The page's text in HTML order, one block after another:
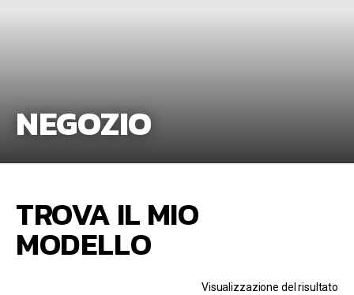
NEGOZIO
TROVA IL MIO
MODELLO
Visualizzazione del risultato